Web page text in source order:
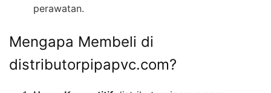
perawatan.
Mengapa Membeli di
distributorpipapvc.com?